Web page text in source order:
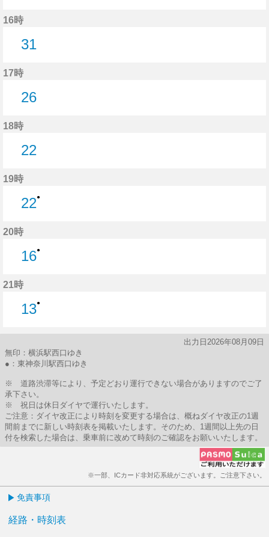
16時
31
17時
26
18時
22
19時
22●
20時
16●
21時
13●
出力日2026年08月09日
無印：横浜駅西口ゆき
●：東神奈川駅西口ゆき
※ 道路渋滞等により、予定どおり運行できない場合がありますのでご了
承下さい。
※ 祝日は休日ダイヤで運行いたします。
ご注意：ダイヤ改正により時刻を変更する場合は、概ねダイヤ改正の1週
間前までに新しい時刻表を掲載いたします。そのため、1週間以上先の日
付を検索した場合は、乗車前に改めて時刻のご確認をお願いいたします。
※一部、ICカード非対応系統がございます。ご注意下さい。
免責事項
経路・時刻表